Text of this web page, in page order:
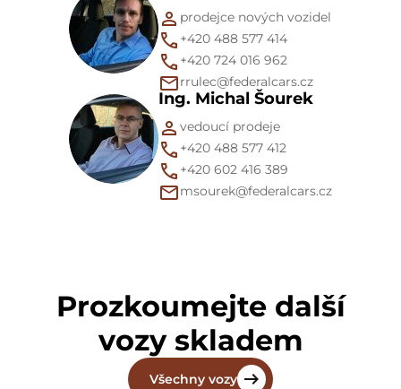
prodejce nových vozidel
+420 488 577 414
+420 724 016 962
rrulec@federalcars.cz
Ing. Michal Šourek
vedoucí prodeje
+420 488 577 412
+420 602 416 389
msourek@federalcars.cz
Prozkoumejte další
vozy skladem
Všechny vozy